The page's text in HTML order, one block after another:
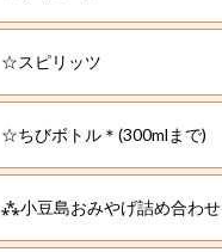
☆スピリッツ
☆ちびボトル＊(300mlまで)
⁂小豆島おみやげ詰め合わせ